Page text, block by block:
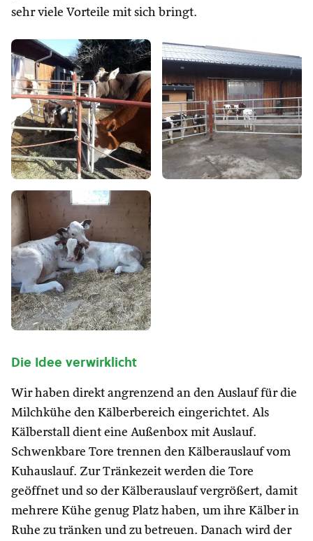
sehr viele Vorteile mit sich bringt.
Die Idee verwirklicht
Wir haben direkt angrenzend an den Auslauf für die
Milchkühe den Kälberbereich eingerichtet. Als
Kälberstall dient eine Außenbox mit Auslauf.
Schwenkbare Tore trennen den Kälberauslauf vom
Kuhauslauf. Zur Tränkezeit werden die Tore
geöffnet und so der Kälberauslauf vergrößert, damit
mehrere Kühe genug Platz haben, um ihre Kälber in
Ruhe zu tränken und zu betreuen. Danach wird der